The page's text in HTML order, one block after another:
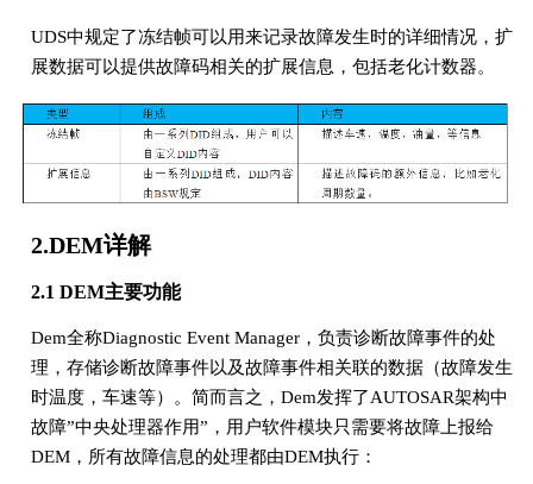
UDS中规定了冻结帧可以用来记录故障发生时的详细情况，扩
展数据可以提供故障码相关的扩展信息，包括老化计数器。
2.DEM详解
2.1 DEM主要功能
Dem全称Diagnostic Event Manager，负责诊断故障事件的处
理，存储诊断故障事件以及故障事件相关联的数据（故障发生
时温度，车速等）。简而言之，Dem发挥了AUTOSAR架构中
故障”中央处理器作用”，用户软件模块只需要将故障上报给
DEM，所有故障信息的处理都由DEM执行：